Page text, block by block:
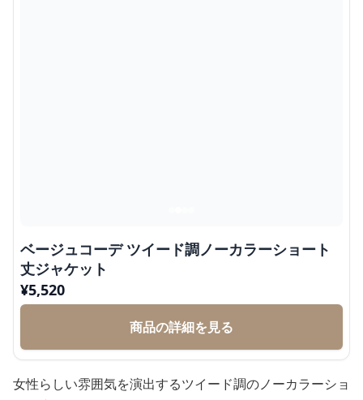
ベージュコーデ ツイード調ノーカラーショート
丈ジャケット
¥5,520
商品の詳細を見る
女性らしい雰囲気を演出するツイード調のノーカラーショ